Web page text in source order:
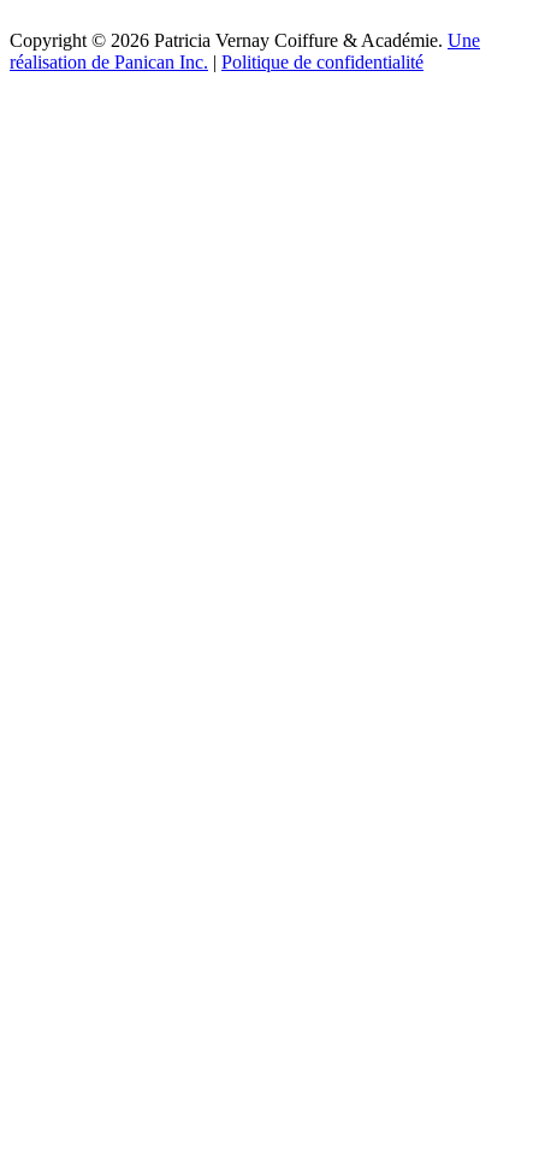
Copyright © 2026 Patricia Vernay Coiffure & Académie. Une
réalisation de Panican Inc. | Politique de confidentialité